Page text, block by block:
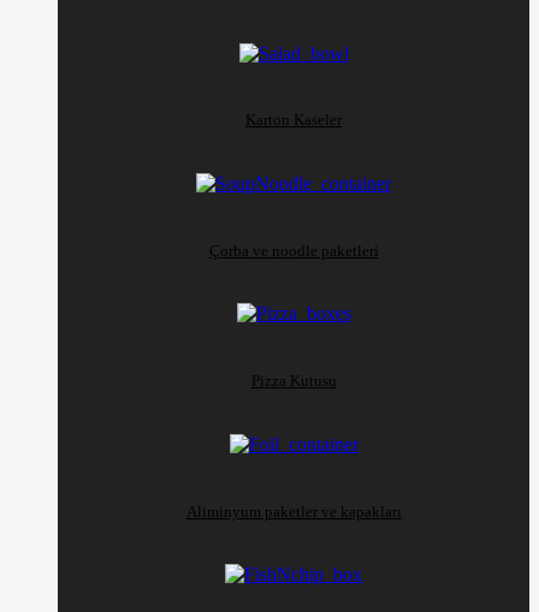
Karton Kaseler
Çorba ve noodle paketleri
Pizza Kutusu
Aliminyum paketler ve kapakları